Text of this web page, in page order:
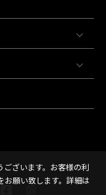
ございます。お客様の利
願い致します。詳細は